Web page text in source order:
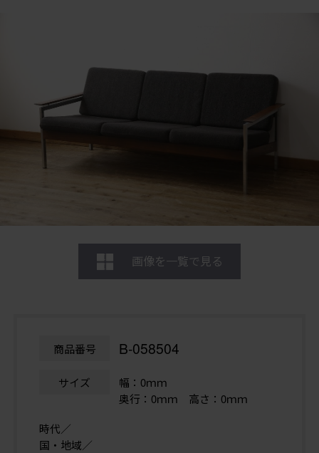
画像を一覧で見る
商品番号 B-058504
サイズ
幅：0ｍｍ
奥行：0ｍｍ 高さ：0ｍｍ
時代／
国・地域／